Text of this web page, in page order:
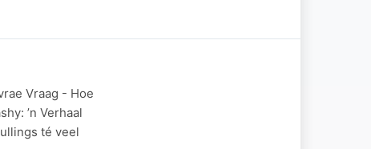
Vraag - Hoe
’n Verhaal
té veel